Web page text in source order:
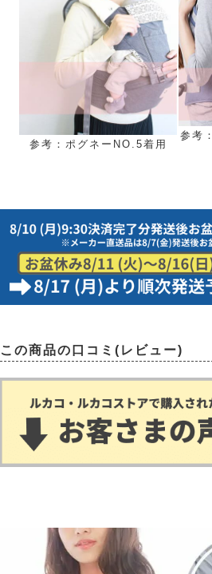
参考：ポグネーNO.5着用
参考
この商品の口コミ(レビュー)